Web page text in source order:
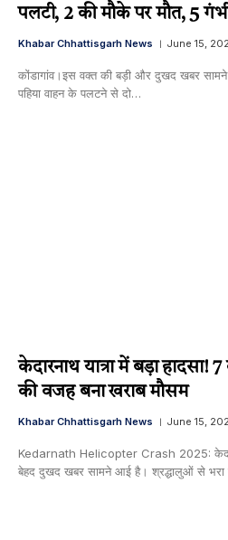
पलटी, 2 की मौके पर मौत, 5
Khabar Chhattisgarh News June 15,
कोंडागांव।इस वक्त की बड़ी और दुखद खबर
पहिया वाहन के पलटने से दो…
केदारनाथ यात्रा में बड़ा हादसा!
की वजह बना खराब मौसम
Khabar Chhattisgarh News June 15,
Kedarnath Helicopter Crash 2025:
बेहद दुखद खबर सामने आई है। श्रद्धालुओं से